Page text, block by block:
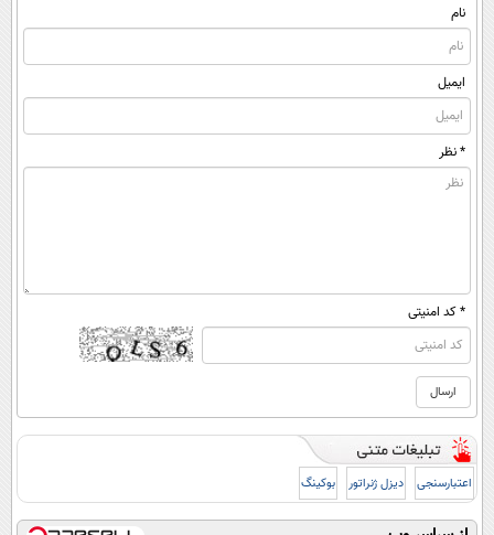
نام
ایمیل
* نظر
* کد امنیتی
اعتبارسنجی دیزل ژنراتور بوکینگ